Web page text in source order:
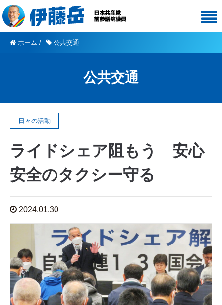
ホーム / 公共交通
公共交通
日々の活動
ライドシェア阻もう 安心
安全のタクシー守る
2024.01.30